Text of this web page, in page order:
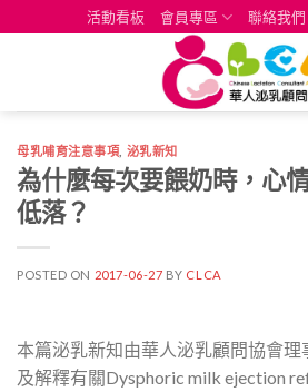
to
活動看板 會員專區 聯絡我們
母乳哺育注意事項, 泌乳新知
為什麼每次要餵奶時，心
低落？
POSTED ON 2017-06-27 BY CLCA
本篇泌乳新知由華人泌乳顧問協會
及解釋有關Dysphoric milk ejection